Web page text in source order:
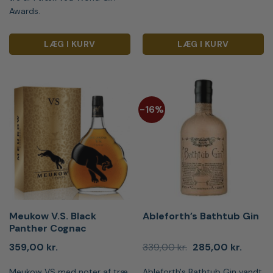
Awards.
LÆG I KURV LÆG I KURV
Meukow V.S. Black
Panther Cognac
359,00 kr.
-16%
Ableforth’s Bathtub Gin
339,00kr. Den
pris
285,00 kr.Den
pris